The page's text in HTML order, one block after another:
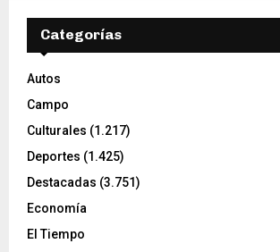
Categorías
Autos
Campo
Culturales (1.217)
Deportes (1.425)
Destacadas (3.751)
Economía
El Tiempo